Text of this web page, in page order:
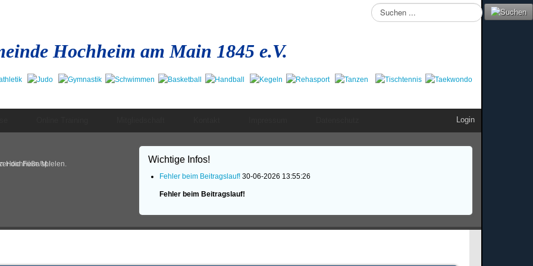
Suchen
...
Hochheim am Main 1845 e.V.
Login
Hochheim/M.!
die Füße spielen.
Wichtige Infos!
Fehler beim Beitragslauf! 30-06-2026 13:55:26
Fehler beim Beitragslauf!